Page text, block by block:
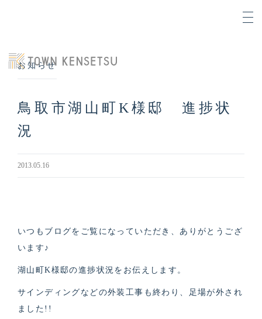
お知らせ
鳥取市湖山町K様邸 進捗状
況
2013.05.16
いつもブログをご覧になっていただき、ありがとうござ
います♪
湖山町K様邸の進捗状況をお伝えします。
サインディングなどの外装工事も終わり、足場が外され
ました!!